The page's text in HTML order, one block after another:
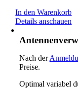
In den Warenkorb
Details anschauen
Nach der
Preise.
Optimal variabel